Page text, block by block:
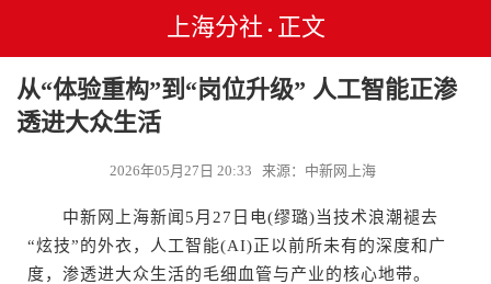
上海分社 • 正文
从“体验重构”到“岗位升级” 人工智能正渗
透进大众生活
2026年05月27日 20:33 来源：中新网上海
中新网上海新闻5月27日电(缪璐)当技术浪潮褪去
“炫技”的外衣，人工智能(AI)正以前所未有的深度和广
度，渗透进大众生活的毛细血管与产业的核心地带。